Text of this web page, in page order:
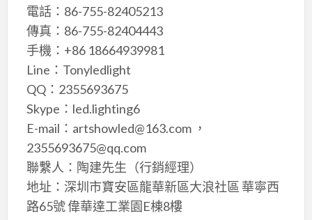
電話：86-755-82405213
傳真：86-755-82404443
手機：+86 18664939981
Line：Tonyledlight
QQ：2355693675
Skype：led.lighting6
E-mail：artshowled@163.com ，
2355693675@qq.com
聯繫人：陶建先生（行銷經理）
地址：深圳市寶安區龍華新區大浪社區 華寧西
路65號 偉華達工業園E棟8樓